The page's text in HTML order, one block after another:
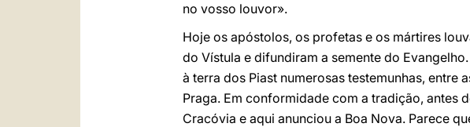
no vosso louvor».
Hoje os apóstolos, os profetas e os mártires
do Vístula e difundiram a semente do
à terra dos Piast numerosas testemunhas,
Praga. Em conformidade com a tradição, antes
Cracóvia e aqui anunciou a Boa Nova. Parece